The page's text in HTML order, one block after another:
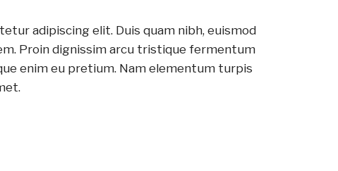
adipiscing elit. Duis quam nibh, euismod
Proin dignissim arcu tristique fermentum
enim eu pretium. Nam elementum turpis